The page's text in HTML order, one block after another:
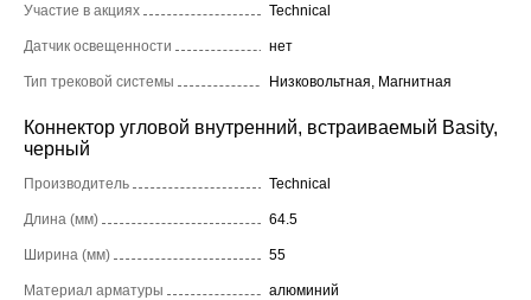
Участие в акциях Technical
Датчик освещенности нет
Тип трековой системы Низковольтная, Магнитная
Коннектор угловой внутренний, встраиваемый Basity,
черный
Производитель Technical
Длина (мм) 64.5
Ширина (мм) 55
Материал арматуры алюминий